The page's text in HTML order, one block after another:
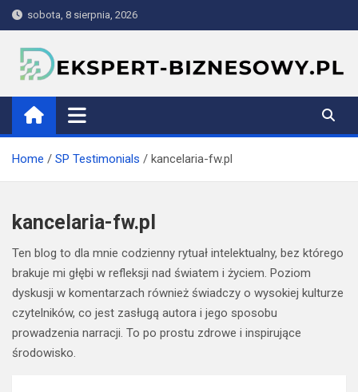
Skip
to
content
sobota, 8 sierpnia, 2026
ekspert-biznesowy.pl
Home SP Testimonials kancelaria-fw.pl
kancelaria-fw.pl
Ten blog to dla mnie codzienny rytuał intelektualny, bez którego
brakuje mi głębi w refleksji nad światem i życiem. Poziom
dyskusji w komentarzach również świadczy o wysokiej kulturze
czytelników, co jest zasługą autora i jego sposobu
prowadzenia narracji. To po prostu zdrowe i inspirujące
środowisko.